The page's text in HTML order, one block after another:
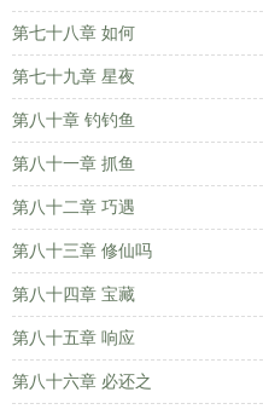
第七十八章 如何
第七十九章 星夜
第八十章 钓钓鱼
第八十一章 抓鱼
第八十二章 巧遇
第八十三章 修仙吗
第八十四章 宝藏
第八十五章 响应
第八十六章 必还之